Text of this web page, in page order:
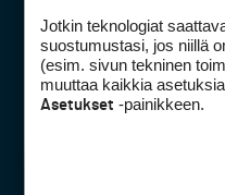
DSA
Jotkin teknologiat
suostumustasi, jos niillä
(esim. sivun tekninen
muuttaa kaikkia
Asetukset -painikkeen.